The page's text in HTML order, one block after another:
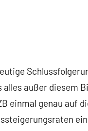
außer diesem
einmal genau auf